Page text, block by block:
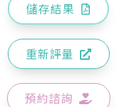
儲存結果
重新評量
預約諮詢